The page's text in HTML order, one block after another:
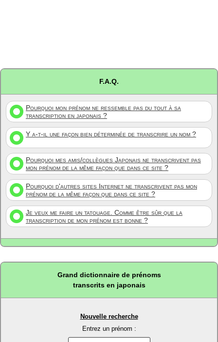
F.A.Q.
Pourquoi mon prénom ne ressemble pas du tout à sa
transcription en japonais ?
Y a-t-il une façon bien déterminée de transcrire un nom ?
Pourquoi mes amis/collègues Japonais ne transcrivent pas
mon prénom de la même façon que dans ce site ?
Pourquoi d'autres sites Internet ne transcrivent pas mon
prénom de la même façon que dans ce site ?
Je veux me faire un tatouage. Comme être sûr que la
transcription de mon prénom est bonne ?
Grand dictionnaire de prénoms
transcrits en japonais
Nouvelle recherche
Entrez un prénom :